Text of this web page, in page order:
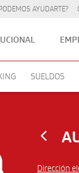
AYUDARTE?
SUELDOS
Dirección